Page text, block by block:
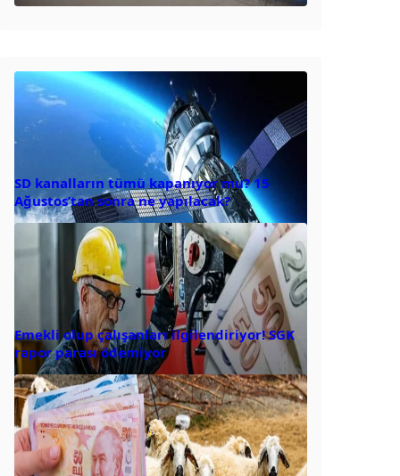
SD kanalların tümü kapanıyor mu? 15
Ağustos’tan sonra ne yapılacak?
Emekli olup çalışanları ilgilendiriyor! SGK
rapor parası ödemiyor